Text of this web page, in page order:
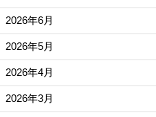
2026年6月
2026年5月
2026年4月
2026年3月